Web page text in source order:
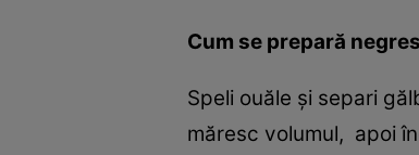
Cum se prepară
Speli ouăle şi separi
măresc volumul, apoi